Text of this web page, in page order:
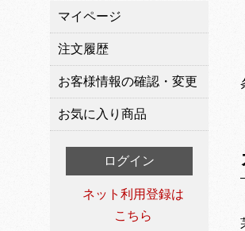
マイページ
注文履歴
お客様情報の確認・変更
お気に入り商品
ログイン
ネット利用登録は
こちら